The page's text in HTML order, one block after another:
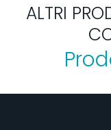
ALTRI